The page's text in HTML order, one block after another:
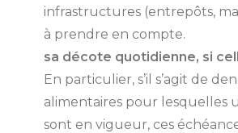
infrastructures (entrepôts,
à prendre en compte.
sa décote quotidienne, si
En particulier, s’il s’agit de
alimentaires pour lesquelles
sont en vigueur, ces